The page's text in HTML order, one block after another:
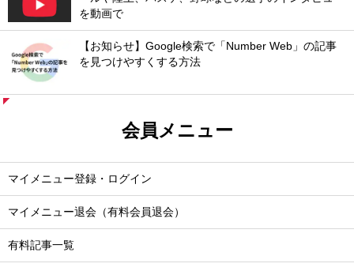
を動画で
【お知らせ】Google検索で「Number Web」の記事
を見つけやすくする方法
会員メニュー
マイメニュー登録・ログイン
マイメニュー退会（有料会員退会）
有料記事一覧